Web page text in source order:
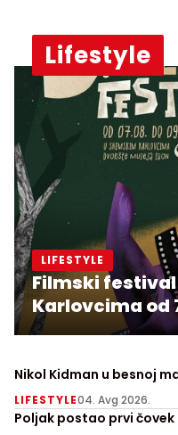
Lifestyle
LIFESTYLE
Filmski
Karlovcima od
Nikol Kidman u besnoj
LIFESTYLE04. Avg 2026.
Poljak postao prvi